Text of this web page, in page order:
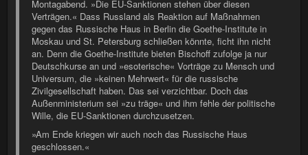
Montagabend. »Die EU-Sanktionen stehen über diesen
Verträgen.« Dass Russland als Reaktion auf Maßnahmen
gegen das Russische Haus in Berlin die Goethe-Institute in
Moskau und St. Petersburg schließen könnte, ficht ihn nicht
an. Denn die Goethe-Institute bieten Bischoff zufolge ja nur
Deutschkurse an und »esoterische« Vorträge zu Mensch und
Universum, die »keinen Mehrwert« für die russische
Zivilgesellschaft haben. Das sei verzichtbar. Doch das
Außenministerium sei »zu träge« und ihm fehle der politische
Wille, die EU-Sanktionen durchzusetzen.
»Am Ende kriegen wir auch noch das Russische Haus
geschlossen.«